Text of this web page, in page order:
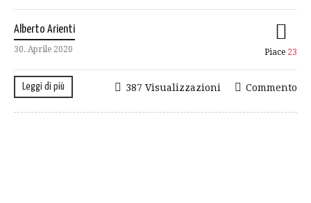
Alberto Arienti
30. Aprile 2020 Piace 23
Leggi di più Commento
387 Visualizzazioni